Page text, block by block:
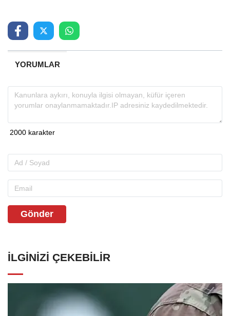
YORUMLAR
Gönder
İLGINIZI ÇEKEBILIR